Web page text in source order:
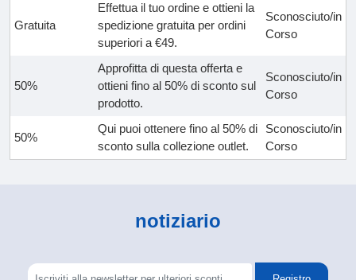
Gratuita
Effettua il tuo ordine e ottieni la
spedizione gratuita per ordini
superiori a €49.
Sconosciuto/in
Corso
50%
Approfitta di questa offerta e
ottieni fino al 50% di sconto sul
prodotto.
Sconosciuto/in
Corso
50%
Qui puoi ottenere fino al 50% di
sconto sulla collezione outlet.
Sconosciuto/in
Corso
notiziario